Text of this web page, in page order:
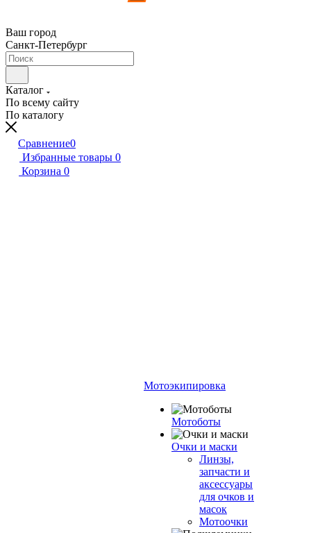
Ваш город
Санкт-Петербург
Каталог
По всему сайту
По каталогу
Сравнение0
Избранные товары 0
Корзина 0
Мотоэкипировка
Мотоботы
Очки и маски
Линзы,
запчасти и
аксессуары
для очков и
масок
Мотоочки